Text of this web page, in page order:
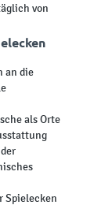
von
an die
als Orte
Spielecken